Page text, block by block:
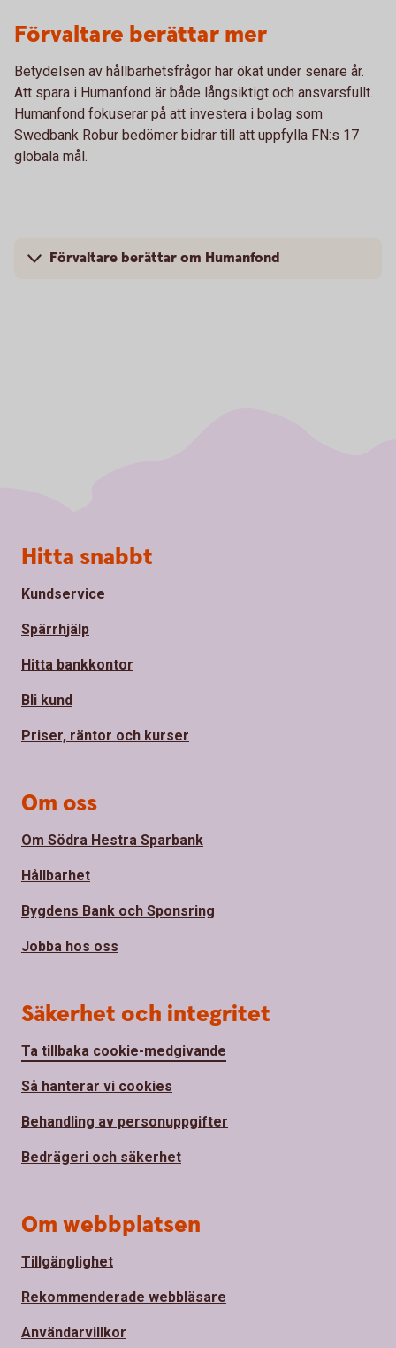
Förvaltare berättar mer
Betydelsen av hållbarhetsfrågor har ökat under senare år.
Att spara i Humanfond är både långsiktigt och ansvarsfullt.
Humanfond fokuserar på att investera i bolag som
Swedbank Robur bedömer bidrar till att uppfylla FN:s 17
globala mål.
Förvaltare berättar om Humanfond
Sidfot
Hitta snabbt
Kundservice
Spärrhjälp
Hitta bankkontor
Bli kund
Priser, räntor och kurser
Om oss
Om Södra Hestra Sparbank
Hållbarhet
Bygdens Bank och Sponsring
Jobba hos oss
Säkerhet och integritet
Ta tillbaka cookie-medgivande
Så hanterar vi cookies
Behandling av personuppgifter
Bedrägeri och säkerhet
Om webbplatsen
Tillgänglighet
Rekommenderade webbläsare
Användarvillkor